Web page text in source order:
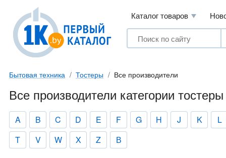
Каталог товаров
Бытовая техника Тостеры Все производители
Все производители категории тостеры
A B C D E F G H J K
L
T
V W X Z В